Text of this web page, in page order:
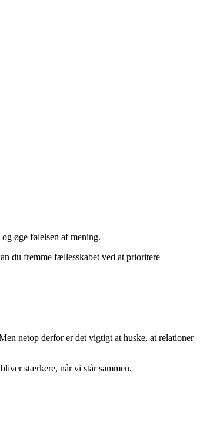
øge følelsen af mening.
du fremme fællesskabet ved at prioritere
netop derfor er det vigtigt at huske, at relationer
stærkere, når vi står sammen.